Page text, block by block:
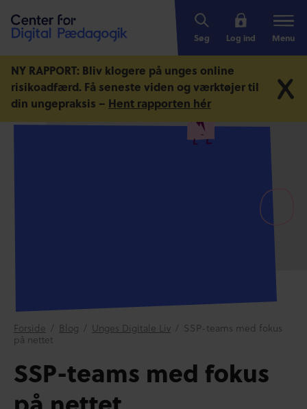
Søg Log ind Menu
NY RAPPORT: Bliv klogere på unges online
risikoadfærd. Få seneste viden og værktøjer til
din ungepraksis – Hent rapporten hér
Forside / Blog / Unges Digitale Liv / SSP-teams med fokus
på nettet
SSP-teams med fokus